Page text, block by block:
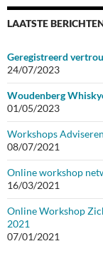
LAATSTE
Geregistreerd
24/07/2023
Woudenberg
01/05/2023
Workshops
08/07/2021
Online workshop
16/03/2021
Online Workshop
2021
07/01/2021